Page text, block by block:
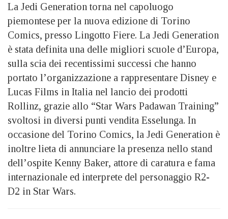
La Jedi Generation torna nel capoluogo
piemontese per la nuova edizione di Torino
Comics, presso Lingotto Fiere. La Jedi Generation
è stata definita una delle migliori scuole d’Europa,
sulla scia dei recentissimi successi che hanno
portato l’organizzazione a rappresentare Disney e
Lucas Films in Italia nel lancio dei prodotti
Rollinz, grazie allo “Star Wars Padawan Training”
svoltosi in diversi punti vendita Esselunga. In
occasione del Torino Comics, la Jedi Generation è
inoltre lieta di annunciare la presenza nello stand
dell’ospite Kenny Baker, attore di caratura e fama
internazionale ed interprete del personaggio R2-
D2 in Star Wars.